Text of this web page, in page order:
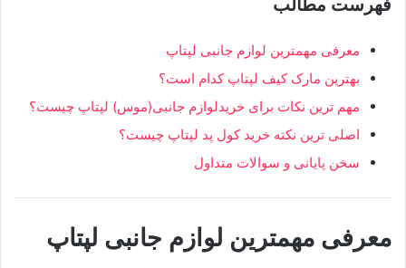
فهرست مطالب
معرفی مهمترین لوازم جانبی لپتاپ
بهترین مارک کیف لپتاپ کدام است؟
مهم ترین نکات برای خریدلوازم جانبی(موس) لپتاپ چیست؟
اصلی ترین نکته خرید کول پد لپتاپ چیست؟
سخن پایانی و سوالات متداول
معرفی مهمترین لوازم جانبی لپتاپ